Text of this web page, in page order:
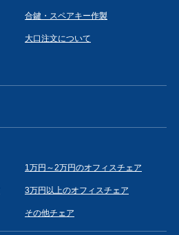
合鍵・スペアキー作製
大口注文について
1万円～2万円のオフィスチェア
3万円以上のオフィスチェア
その他チェア